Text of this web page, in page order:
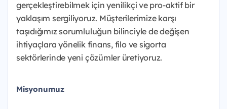
gerçekleştirebilmek için yenilikçi ve pro-aktif bir
yaklaşım sergiliyoruz. Müşterilerimize karşı
taşıdığımız sorumluluğun bilinciyle de değişen
ihtiyaçlara yönelik finans, filo ve sigorta
sektörlerinde yeni çözümler üretiyoruz.
Misyonumuz